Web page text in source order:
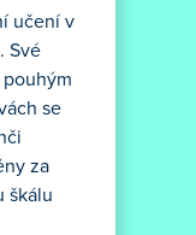
učení v
Své
se
za
škálu